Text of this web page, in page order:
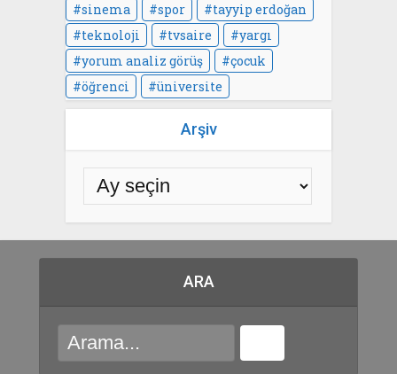
sinema
spor
tayyip erdoğan
teknoloji
tvsaire
yargı
yorum analiz görüş
çocuk
öğrenci
üniversite
Arşiv
ARA